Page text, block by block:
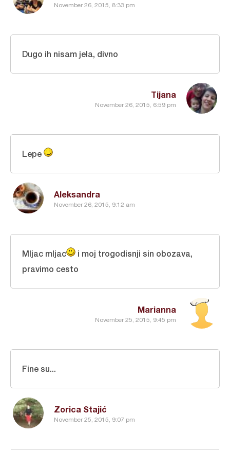
November 26, 2015, 8:33 pm
Tijana
November 26, 2015, 6:59 pm
Dugo ih nisam jela, divno
Aleksandra
November 26, 2015, 9:12 am
Lepe
Marianna
November 25, 2015, 9:45 pm
Mljac mljac
i moj trogodisnji sin obozava,
pravimo cesto
Zorica Stajić
November 25, 2015, 9:07 pm
Fine su...